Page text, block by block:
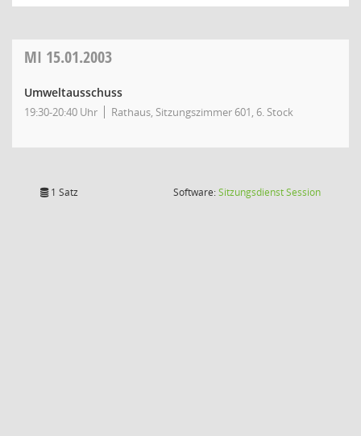
MI 15.01.2003
Umweltausschuss
19:30-20:40 Uhr Rathaus, Sitzungszimmer 601, 6. Stock
1 Satz Software:SitzungsdienstSession(Wird in